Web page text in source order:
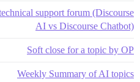
support forum (Discourse
AI vs Discourse Chatbot)
Soft close for a topic by OP
Weekly Summary of AI topics